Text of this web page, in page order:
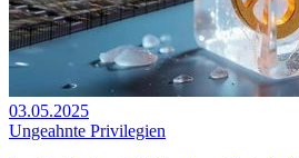
03.05.2025
Ungeahnte Privilegien